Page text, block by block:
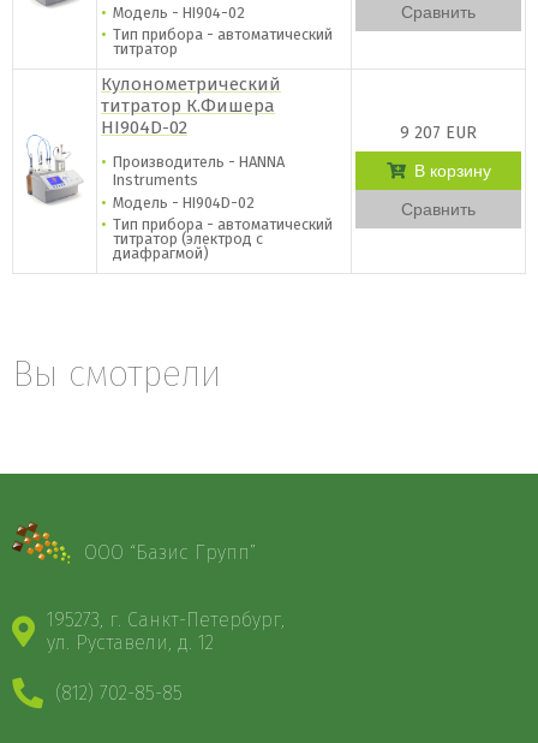
Модель - HI904-02
Тип прибора - автоматический
титратор
Сравнить
Кулонометрический
титратор К.Фишера
HI904D-02
Производитель - HANNA
Instruments
Модель - HI904D-02
Тип прибора - автоматический
титратор (электрод с
диафрагмой)
9 207 EUR
В корзину
Сравнить
Вы смотрели
ООО “Базис Групп”
195273, г. Санкт-Петербург,
ул. Руставели, д. 12
(812) 702-85-85